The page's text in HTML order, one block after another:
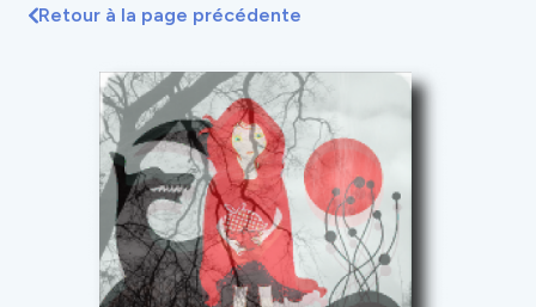
Retour à la page précédente